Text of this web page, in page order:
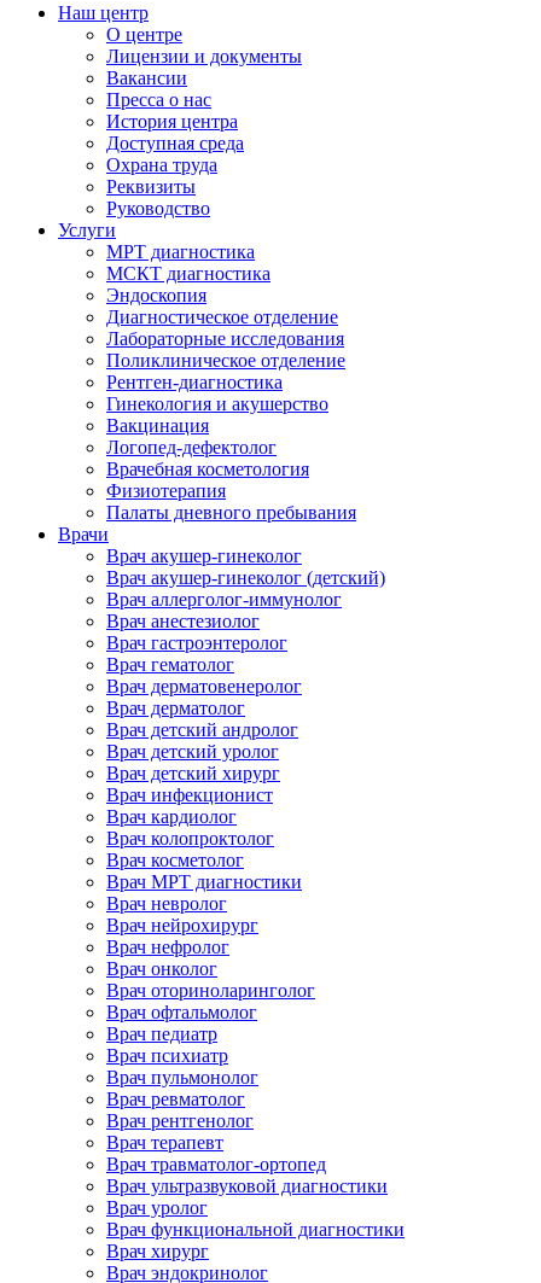
Наш центр
О центре
Лицензии и документы
Вакансии
Пресса о нас
История центра
Доступная среда
Охрана труда
Реквизиты
Руководство
Услуги
МРТ диагностика
МСКТ диагностика
Эндоскопия
Диагностическое отделение
Лабораторные исследования
Поликлиническое отделение
Рентген-диагностика
Гинекология и акушерство
Вакцинация
Логопед-дефектолог
Врачебная косметология
Физиотерапия
Палаты дневного пребывания
Врачи
Врач акушер-гинеколог
Врач акушер-гинеколог (детский)
Врач аллерголог-иммунолог
Врач анестезиолог
Врач гастроэнтеролог
Врач гематолог
Врач дерматовенеролог
Врач дерматолог
Врач детский андролог
Врач детский уролог
Врач детский хирург
Врач инфекционист
Врач кардиолог
Врач колопроктолог
Врач косметолог
Врач МРТ диагностики
Врач невролог
Врач нейрохирург
Врач нефролог
Врач онколог
Врач оториноларинголог
Врач офтальмолог
Врач педиатр
Врач психиатр
Врач пульмонолог
Врач ревматолог
Врач рентгенолог
Врач терапевт
Врач травматолог-ортопед
Врач ультразвуковой диагностики
Врач уролог
Врач функциональной диагностики
Врач хирург
Врач эндокринолог